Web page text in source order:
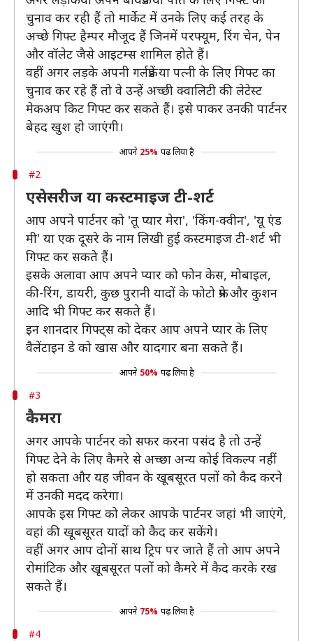
चुनाव कर रही हैं तो मार्केट में उनके लिए कई तरह के
अच्छे गिफ्ट हैम्पर मौजूद हैं जिनमें परफ्यूम, रिंग चेन, पेन
और वॉलेट जैसे आइटम्स शामिल होते हैं।
वहीं अगर लड़के अपनी गर्लफ्रेंड या पत्नी के लिए गिफ्ट का
चुनाव कर रहे हैं तो वे उन्हें अच्छी क्वालिटी की लेटेस्ट
मेकअप किट गिफ्ट कर सकते हैं। इसे पाकर उनकी पार्टनर
बेहद खुश हो जाएंगी।
आपने 25% पढ़ लिया है
#2
एसेसरीज या कस्टमाइज टी-शर्ट
आप अपने पार्टनर को 'तू प्यार मेरा', 'किंग-क्वीन', 'यू एंड
मी' या एक दूसरे के नाम लिखी हुई कस्टमाइज टी-शर्ट भी
गिफ्ट कर सकते हैं।
इसके अलावा आप अपने प्यार को फोन केस, मोबाइल,
की-रिंग, डायरी, कुछ पुरानी यादों के फोटो फ्रेम और कुशन
आदि भी गिफ्ट कर सकते हैं।
इन शानदार गिफ्ट्स को देकर आप अपने प्यार के लिए
वैलेंटाइन डे को खास और यादगार बना सकते हैं।
आपने 50% पढ़ लिया है
#3
कैमरा
अगर आपके पार्टनर को सफर करना पसंद है तो उन्हें
गिफ्ट देने के लिए कैमरे से अच्छा अन्य कोई विकल्प नहीं
हो सकता और यह जीवन के खूबसूरत पलों को कैद करने
में उनकी मदद करेगा।
आपके इस गिफ्ट को लेकर आपके पार्टनर जहां भी जाएंगे,
वहां की खूबसूरत यादों को कैद कर सकेंगे।
वहीं अगर आप दोनों साथ ट्रिप पर जाते हैं तो आप अपने
रोमांटिक और खूबसूरत पलों को कैमरे में कैद करके रख
सकते हैं।
आपने 75% पढ़ लिया है
#4